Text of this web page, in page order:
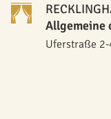
Allgemeine
Uferstraße